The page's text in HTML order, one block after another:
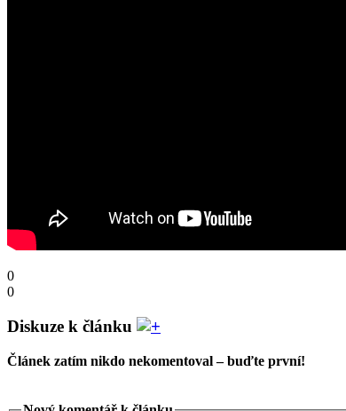
0
0
Diskuze k článku
Článek zatím nikdo nekomentoval – buďte první!